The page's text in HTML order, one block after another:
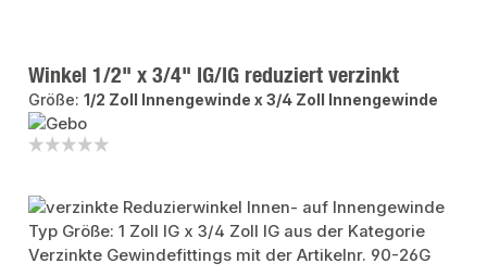
Winkel 1/2" x 3/4" IG/IG reduziert verzinkt
Größe:1/2 Zoll Innengewinde x 3/4 Zoll Innengewinde
Bildergalerie überspringen